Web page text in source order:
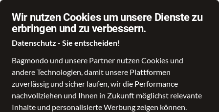
Wir nutzen Cookies um unsere Dienste zu
erbringen und zu verbessern.
Datenschutz - Sie entscheiden!
Bagmondo und unsere Partner nutzen Cookies und
andere Technologien, damit unsere Plattformen
zuverlässig und sicher laufen, wir die Performance
nachvollziehen und Ihnen in Zukunft möglichst relevante
Inhalte und personalisierte Werbung zeigen können.
Schule Reise Business Freizeit Fashion & Lifestyle
AIGNER